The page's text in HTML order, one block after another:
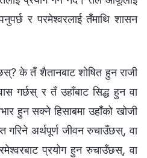
र परमेश्‍वरलाई तँमाथि शासन
के तँ शैतानबाट शोषित हुन राजी
गर्छस् र तँ उहाँबाट सिद्ध हुन वा
हुन सक्ने हिसाबमा उहाँको खोजी
गरिने अर्थपूर्ण जीवन रुचाउँछस्, वा
प्रयोग हुन रुचाउँछस्, वा